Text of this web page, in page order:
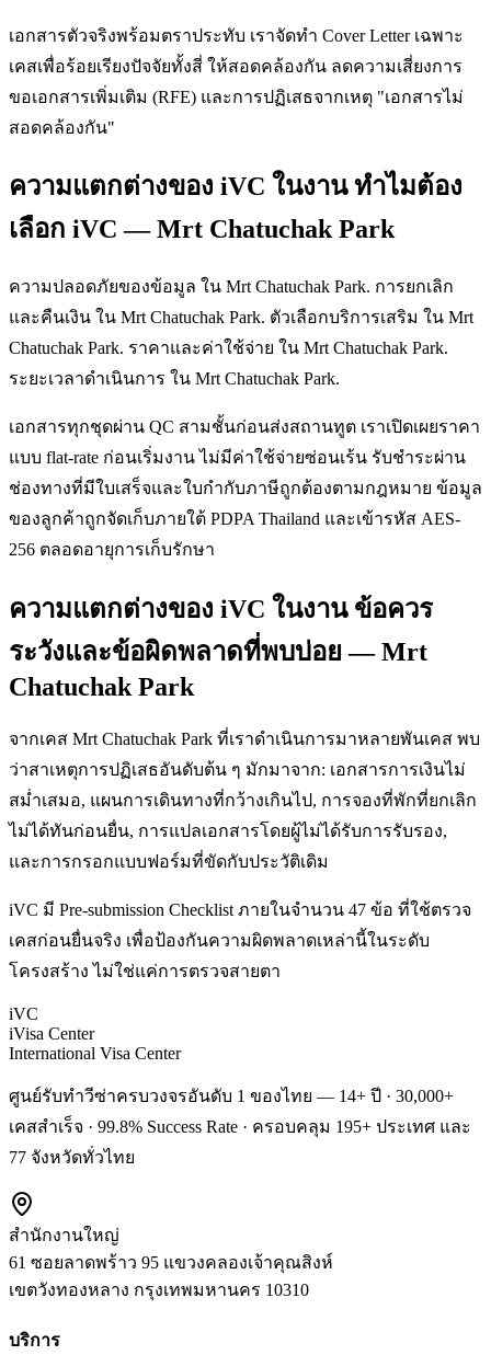
เอกสารตัวจริงพร้อมตราประทับ เราจัดทำ Cover Letter เฉพาะ
เคสเพื่อร้อยเรียงปัจจัยทั้งสี่ ให้สอดคล้องกัน ลดความเสี่ยงการ
ขอเอกสารเพิ่มเติม (RFE) และการปฏิเสธจากเหตุ "เอกสารไม่
สอดคล้องกัน"
ความแตกต่างของ iVC ในงาน ทำไมต้อง
เลือก iVC — Mrt Chatuchak Park
ความปลอดภัยของข้อมูล ใน Mrt Chatuchak Park. การยกเลิก
และคืนเงิน ใน Mrt Chatuchak Park. ตัวเลือกบริการเสริม ใน Mrt
Chatuchak Park. ราคาและค่าใช้จ่าย ใน Mrt Chatuchak Park.
ระยะเวลาดำเนินการ ใน Mrt Chatuchak Park.
เอกสารทุกชุดผ่าน QC สามชั้นก่อนส่งสถานทูต เราเปิดเผยราคา
แบบ flat-rate ก่อนเริ่มงาน ไม่มีค่าใช้จ่ายซ่อนเร้น รับชำระผ่าน
ช่องทางที่มีใบเสร็จและใบกำกับภาษีถูกต้องตามกฎหมาย ข้อมูล
ของลูกค้าถูกจัดเก็บภายใต้ PDPA Thailand และเข้ารหัส AES-
256 ตลอดอายุการเก็บรักษา
ความแตกต่างของ iVC ในงาน ข้อควร
ระวังและข้อผิดพลาดที่พบบ่อย — Mrt
Chatuchak Park
จากเคส Mrt Chatuchak Park ที่เราดำเนินการมาหลายพันเคส พบ
ว่าสาเหตุการปฏิเสธอันดับต้น ๆ มักมาจาก: เอกสารการเงินไม่
สม่ำเสมอ, แผนการเดินทางที่กว้างเกินไป, การจองที่พักที่ยกเลิก
ไม่ได้ทันก่อนยื่น, การแปลเอกสารโดยผู้ไม่ได้รับการรับรอง,
และการกรอกแบบฟอร์มที่ขัดกับประวัติเดิม
iVC มี Pre-submission Checklist ภายในจำนวน 47 ข้อ ที่ใช้ตรวจ
เคสก่อนยื่นจริง เพื่อป้องกันความผิดพลาดเหล่านี้ในระดับ
โครงสร้าง ไม่ใช่แค่การตรวจสายตา
iVC
iVisa Center
International Visa Center
ศูนย์รับทำวีซ่าครบวงจรอันดับ 1 ของไทย — 14+ ปี · 30,000+
เคสสำเร็จ · 99.8% Success Rate · ครอบคลุม 195+ ประเทศ และ
77 จังหวัดทั่วไทย
สำนักงานใหญ่
61 ซอยลาดพร้าว 95 แขวงคลองเจ้าคุณสิงห์
เขตวังทองหลาง กรุงเทพมหานคร 10310
บริการ